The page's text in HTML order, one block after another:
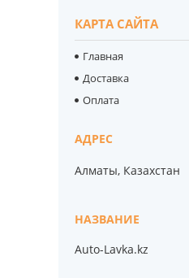
КАРТА САЙТА
Главная
Доставка
Оплата
Алматы, Казахстан
Auto-Lavka.kz